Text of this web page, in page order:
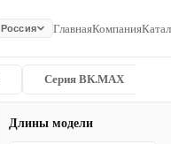
Россия ГлавнаяКомпания
Серия ВК.MAX
Длины модели